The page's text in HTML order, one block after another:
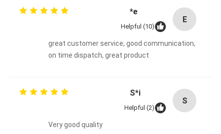
E
e*
Helpful (10)
great customer service, good communication,
on time dispatch, great product
S
S*i
Helpful (2)
Very good quality